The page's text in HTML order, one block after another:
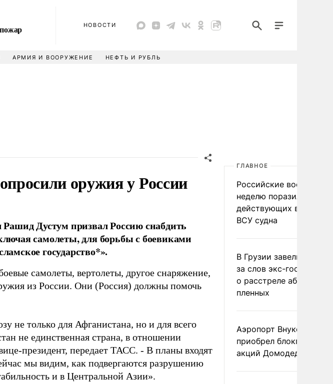
НОВОСТИ
АРМИЯ И ВООРУЖЕНИЕ НЕФТЬ И РУБЛЬ
оружия у России
Дустум призвал Россию снабдить
самолеты, для борьбы с боевиками
государство*».
самолеты, вертолеты, другое снаряжение,
из России. Они (Россия) должны помочь
не только для Афганистана, но и для всего
не единственная страна, в отношении
президент, передает ТАСС. - В планы входят
мы видим, как подвергаются разрушению
и в Центральной Азии».
ГЛАВНОЕ
Российские военные за
неделю поразили 34
действующих в
ВСУ судна
В Грузии завели дело
за слов экс-
о расстреле абхазских
пленных
Аэропорт Внуково
приобрел блокпакет
акций Домодедово